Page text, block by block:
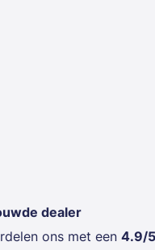
dealer
ons met een 4.9/5